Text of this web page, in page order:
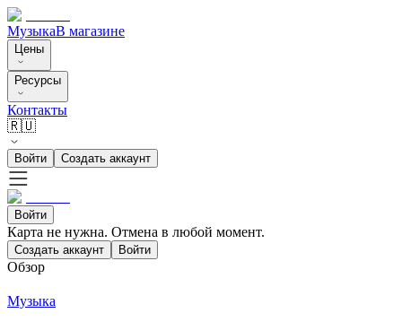
МузыкаВ магазине
Цены
Ресурсы
Контакты
🇷🇺
Войти Создать аккаунт
Войти
Карта не нужна. Отмена в любой момент.
Создать аккаунт Войти
Обзор
Музыка